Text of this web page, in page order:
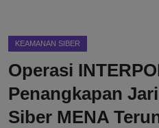
KEAMANAN SIBER
Operasi
Penangkapan
Siber MENA